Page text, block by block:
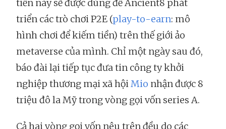
tiền này sẽ được dùng để Ancient8 phát
triển các trò chơi P2E (play-to-earn: mô
hình chơi để kiếm tiền) trên thế giới ảo
metaverse của mình. Chỉ một ngày sau đó,
báo đài lại tiếp tục đưa tin công ty khởi
nghiệp thương mại xã hộiMio nhận được 8
triệu đô la Mỹ trong vòng gọi vốn series A.
Cả hai vòng gọi vốn nêu trên đều do các